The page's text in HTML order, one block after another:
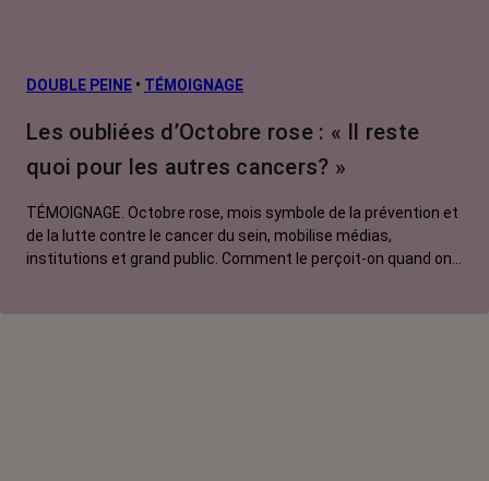
DOUBLE PEINE • TÉMOIGNAGE
Les oubliées d’Octobre rose : « Il reste
quoi pour les autres cancers? »
TÉMOIGNAGE. Octobre rose, mois symbole de la prévention et
de la lutte contre le cancer du sein, mobilise médias,
institutions et grand public. Comment le perçoit-on quand on